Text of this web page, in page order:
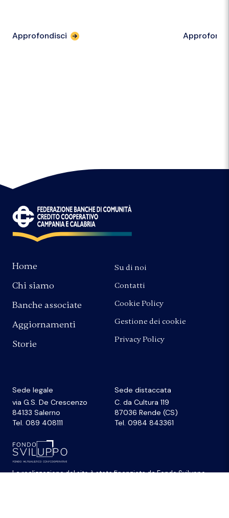
Approfondisci
La realizzazione del sitoè stata finanziata daFondo Sviluppo
Sede legale
via G.S. De Crescenzo
84133 Salerno
Tel. 089 408111
Sede distaccata
C. da Cultura 119
87036 Rende (CS)
Tel. 0984 843361
Home
Chi siamo
Banche associate
Aggiornamenti
Storie
Su di noi
Contatti
Cookie Policy
Gestione dei cookie
Privacy Policy